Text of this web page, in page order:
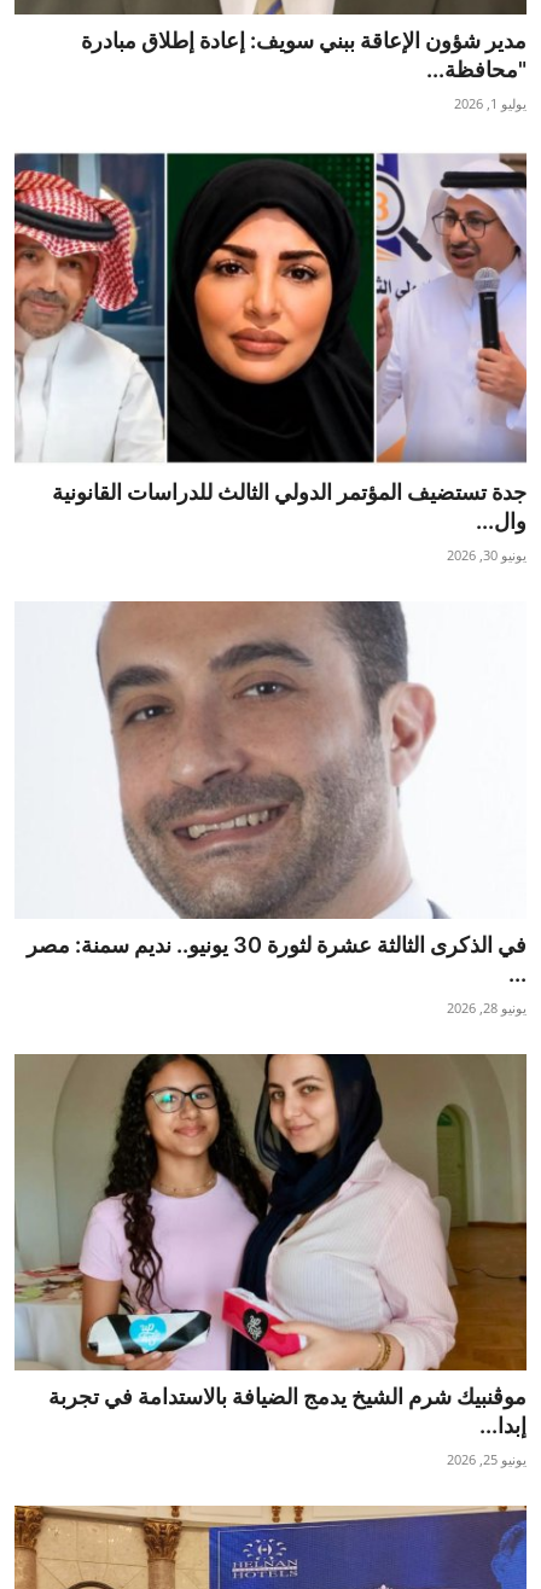
مدير شؤون الإعاقة ببني سويف: إعادة إطلاق مبادرة
"محافظة...
يوليو 1, 2026
جدة تستضيف المؤتمر الدولي الثالث للدراسات القانونية
وال...
يونيو 30, 2026
في الذكرى الثالثة عشرة لثورة 30 يونيو.. نديم سمنة: مصر
...
يونيو 28, 2026
موڤنبيك شرم الشيخ يدمج الضيافة بالاستدامة في تجربة
إبدا...
يونيو 25, 2026